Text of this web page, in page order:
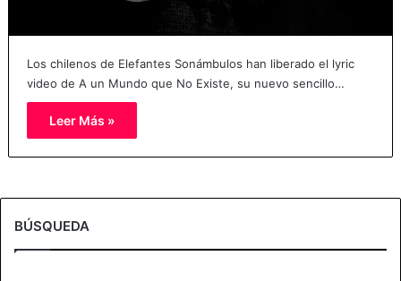
Los chilenos de Elefantes Sonámbulos han liberado el lyric
video de A un Mundo que No Existe, su nuevo sencillo…
Leer Más »
BÚSQUEDA